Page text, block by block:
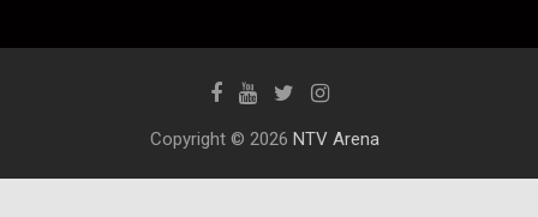
Copyright © 2026 NTV Arena